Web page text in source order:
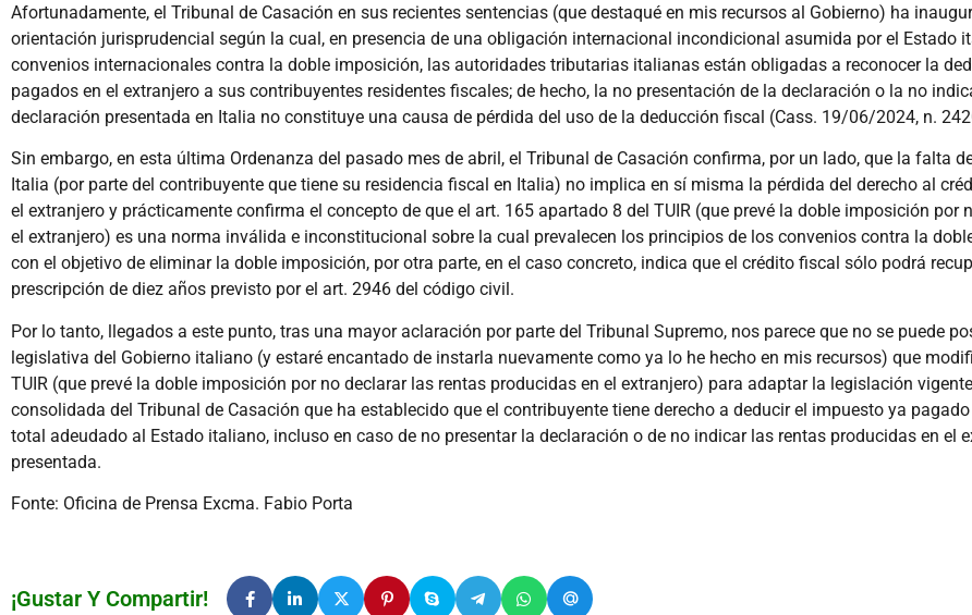
Afortunadamente, el Tribunal de Casación en sus recientes sentencias (que destaqué en mis recursos al Gobierno) ha
orientación jurisprudencial según la cual, en presencia de una obligación internacional incondicional asumida por el Estado
convenios internacionales contra la doble imposición, las autoridades tributarias italianas están obligadas a reconocer la
pagados en el extranjero a sus contribuyentes residentes fiscales; de hecho, la no presentación de la declaración o la no
declaración presentada en Italia no constituye una causa de pérdida del uso de la deducción fiscal (Cass. 19/06/2024, n.
Sin embargo, en esta última Ordenanza del pasado mes de abril, el Tribunal de Casación confirma, por un lado, que la falta
Italia (por parte del contribuyente que tiene su residencia fiscal en Italia) no implica en sí misma la pérdida del derecho al
el extranjero y prácticamente confirma el concepto de que el art. 165 apartado 8 del TUIR (que prevé la doble imposición por
el extranjero) es una norma inválida e inconstitucional sobre la cual prevalecen los principios de los convenios contra la
con el objetivo de eliminar la doble imposición, por otra parte, en el caso concreto, indica que el crédito fiscal sólo podrá
prescripción de diez años previsto por el art. 2946 del código civil.
Por lo tanto, llegados a este punto, tras una mayor aclaración por parte del Tribunal Supremo, nos parece que no se puede
legislativa del Gobierno italiano (y estaré encantado de instarla nuevamente como ya lo he hecho en mis recursos) que
TUIR (que prevé la doble imposición por no declarar las rentas producidas en el extranjero) para adaptar la legislación
consolidada del Tribunal de Casación que ha establecido que el contribuyente tiene derecho a deducir el impuesto ya
total adeudado al Estado italiano, incluso en caso de no presentar la declaración o de no indicar las rentas producidas en el
presentada.
Fonte: Oficina de Prensa Excma. Fabio Porta
¡Gustar Y Compartir!